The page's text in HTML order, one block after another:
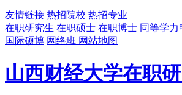
友情链接 热招院校 热招专业
在职研究生 在职硕士 在职博士 同等学力
国际硕博 网络班 网站地图
山西财经大学在职